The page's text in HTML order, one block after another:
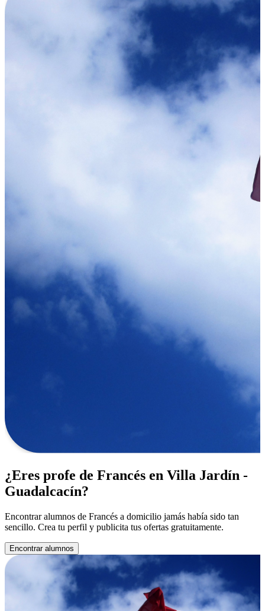
¿Eres profe de Francés en Villa Jardín -
Guadalcacín?
Encontrar alumnos de Francés a domicilio jamás había sido tan
sencillo. Crea tu perfil y publicita tus ofertas gratuitamente.
Encontrar alumnos